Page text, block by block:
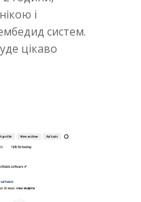
і
систем.
цікаво